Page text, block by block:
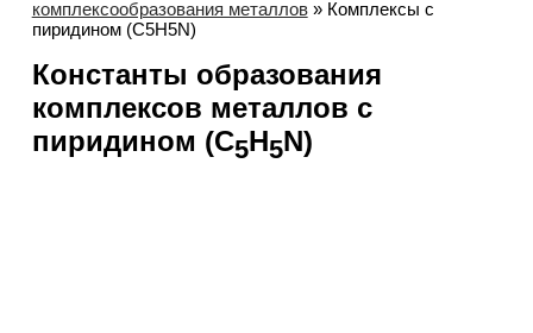
комплексообразования металлов» Комплексы с
пиридином (C5H5N)
Константы образования
комплексов металлов с
пиридином (C5H5N)